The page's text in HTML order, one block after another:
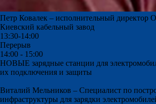
Петр Ковалек – исполнительный
Киевский кабельный завод
13:30-14:00
Перерыв
14:00 - 15:00
НОВЫЕ зарядные станции для
их подключения и защиты
Виталий Мельников – Специалист по
инфраструктуры для зарядки